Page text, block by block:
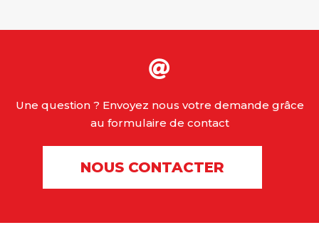
Une question ? Envoyez nous votre demande grâce
au formulaire de contact
NOUS CONTACTER